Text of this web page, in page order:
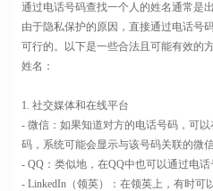
通过电话号码查找一个人的姓名通常是
由于隐私保护的原因，直接通过电话号
可行的。以下是一些合法且可能有效的
姓名：
1. 社交媒体和在线平台
- 微信：如果知道对方的电话号码，可
码，系统可能会显示与该号码关联的微信
- QQ：类似地，在QQ中也可以通过电话
- LinkedIn（领英）：在领英上，有时可